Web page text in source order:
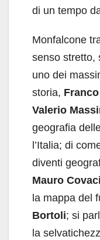
di un tempo
Monfalcone
senso stretto,
uno dei
storia,
Valerio
geografia
l’Italia; di
diventi
Mauro
la mappa del
Bortoli; si
la